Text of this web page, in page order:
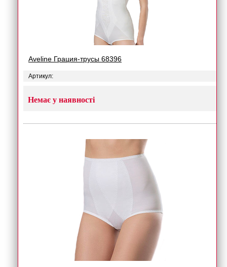
Aveline Грация-трусы 68396
Артикул:
Немає у наявності